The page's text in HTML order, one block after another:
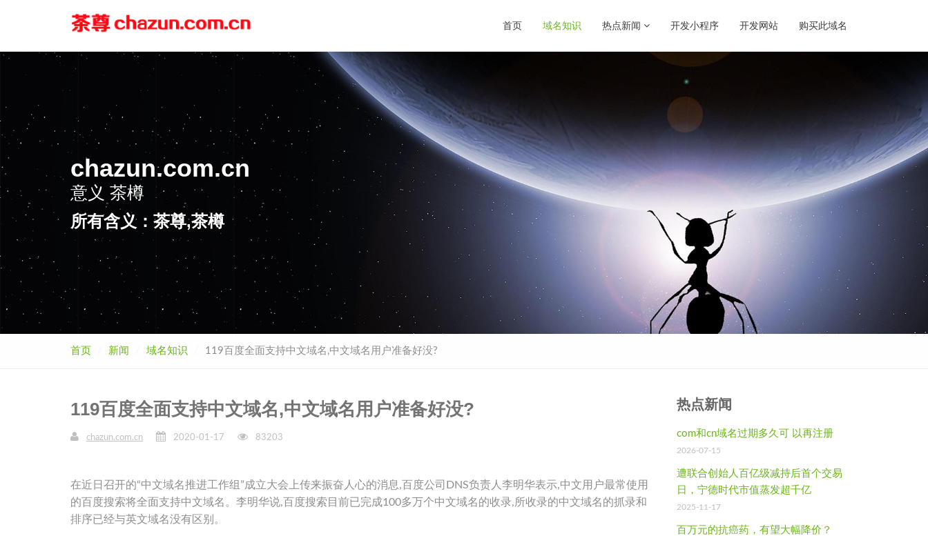
首页 域名知识 热点新闻 开发小程序 开发网站 购买此域名
chazun.com.cn
意义 茶樽
所有含义：茶尊,茶樽
首页 新闻 域名知识 119百度全面支持中文域名,中文域名用户准备好没?
119百度全面支持中文域名,中文域名用户准备好没?
chazun.com.cn 2020-01-17 83203
在近日召开的“中文域名推进工作组”成立大会上传来振奋人心的消息,百度公司DNS负责人李明华表示,中文用户最常使用
的百度搜索将全面支持中文域名。李明华说,百度搜索目前已完成100多万个中文域名的收录,所收录的中文域名的抓录和
排序已经与英文域名没有区别。
热点新闻
com和cn域名过期多久可 以再注册
2026-07-15
遭联合创始人百亿级减持后首个交易
日，宁德时代市值蒸发超千亿
2025-11-17
百万元的抗癌药，有望大幅降价？